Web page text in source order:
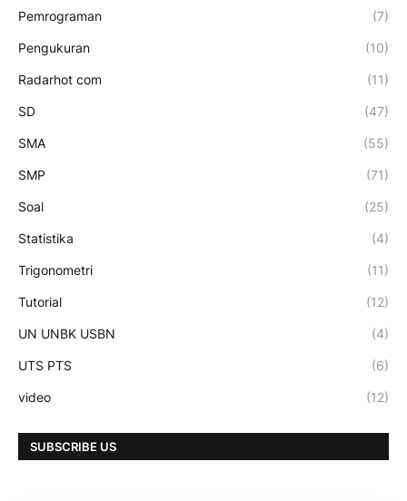
Pemrograman (7)
Pengukuran (10)
Radarhot com (11)
SD (47)
SMA (55)
SMP (71)
Soal (25)
Statistika (4)
Trigonometri (11)
Tutorial (12)
UN UNBK USBN (4)
UTS PTS (6)
video (12)
SUBSCRIBE US